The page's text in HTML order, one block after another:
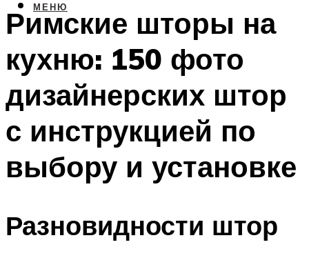
МЕНЮ
Римские шторы на
кухню: 150 фото
дизайнерских штор
с инструкцией по
выбору и установке
Разновидности штор